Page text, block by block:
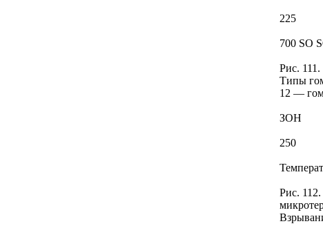
225
700 SO
Рис.
Типы
12 —
ЗОН
250
Рис.